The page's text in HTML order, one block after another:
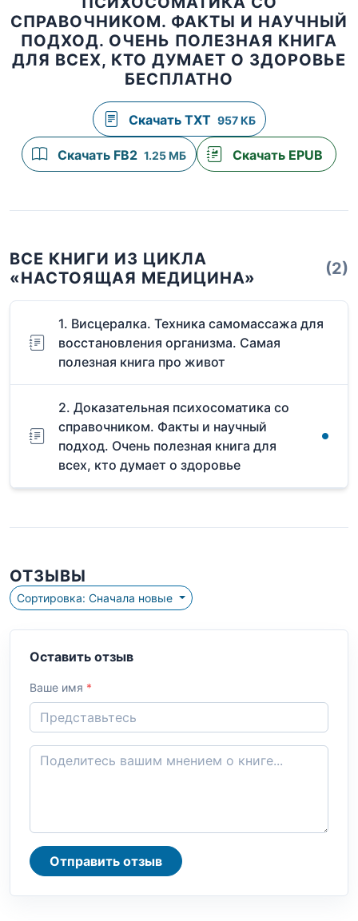
СПРАВОЧНИКОМ. ФАКТЫ И НАУЧНЫЙ
ПОДХОД. ОЧЕНЬ ПОЛЕЗНАЯ КНИГА
ДЛЯ ВСЕХ, КТО ДУМАЕТ О ЗДОРОВЬЕ
БЕСПЛАТНО
Скачать TXT 957 КБ
Скачать FB2 1.25 МБ Скачать EPUB
ВСЕ КНИГИ ИЗ ЦИКЛА
«НАСТОЯЩАЯ МЕДИЦИНА»
(2)
1. Висцералка. Техника самомассажа для
восстановления организма. Самая
полезная книга про живот
2. Доказательная психосоматика со
справочником. Факты и научный
подход. Очень полезная книга для
всех, кто думает о здоровье
ОТЗЫВЫ
Сортировка: Сначала новые
Оставить отзыв
Ваше имя *
Отправить отзыв